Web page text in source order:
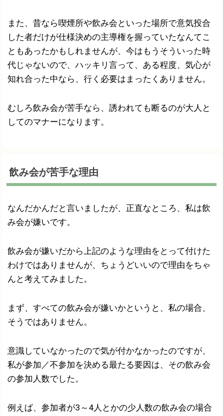
また、昔なら喫煙所や飲み会といった場所で意気投合
した者だけが仕様決めの主導権を握っていたなんてこ
ともあったかもしれませんが、今はもうそういった時
代じゃないので、ハッキリ言って、ある程度、気心が
知れ合った中なら、行く必要はまったくありません。
むしろ飲み会が苦手なら、誘われても断るのが大人と
してのマナーになります。
飲み会が苦手な理由
なんだかんだと言いましたが、正直なところ、私は飲
み会が嫌いです。
飲み会が嫌いだから上記のような理由をとって付けた
わけではありませんが、ちょうどいいので理由をちゃ
んと考えてみました。
まず、すべての飲み会が嫌いかというと、私の場合、
そうではありません。
意識していなかったので気が付かなかったのですが、
私が参加／不参加を決める最たる要因は、その飲み会
の参加人数でした。
例えば、参加者が3～4人とかの少人数の飲み会の場合